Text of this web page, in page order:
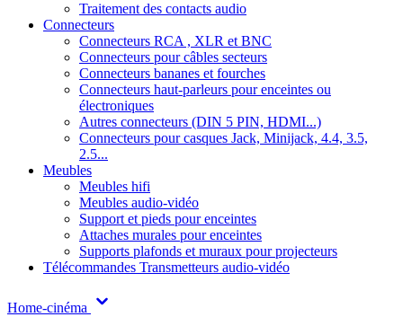
Traitement des contacts audio
Connecteurs
Connecteurs RCA , XLR et BNC
Connecteurs pour câbles secteurs
Connecteurs bananes et fourches
Connecteurs haut-parleurs pour enceintes ou
électroniques
Autres connecteurs (DIN 5 PIN, HDMI...)
Connecteurs pour casques Jack, Minijack, 4.4, 3.5,
2.5...
Meubles
Meubles hifi
Meubles audio-vidéo
Support et pieds pour enceintes
Attaches murales pour enceintes
Supports plafonds et muraux pour projecteurs
Télécommandes Transmetteurs audio-vidéo
Home-cinéma